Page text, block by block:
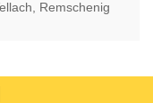
Remschenig